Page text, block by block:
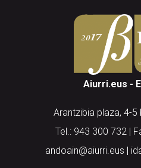
Aiurri.eus -
Arantzibia plaza, 4-5
Tel.: 943 300 732 |
andoain@aiurri.eus |